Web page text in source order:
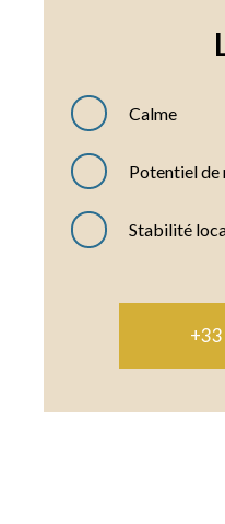
Calme
Potentiel de
Stabilité